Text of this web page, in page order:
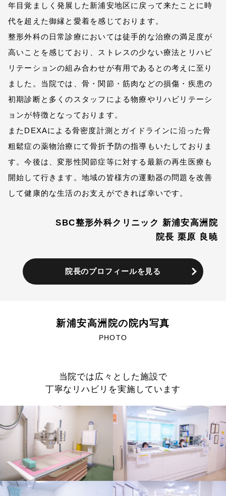
年目覚ましく発展した新浦安地区に戻って来たことに時
代を超えた御縁と愛着を感じております。
整形外科の日常診療においては徒手的な治療の満足度が
高いことを感じており、ストレスの少ない療法とリハビ
リテーションの組み合わせが有用であるとの考えに至り
ました。当院では、骨・関節・筋肉などの損傷・疾患の
初期診断と多くのスタッフによる物療やリハビリテーシ
ョンが特徴となっております。
またDEXAによる骨密度計測とガイドラインに沿った骨
粗鬆症の薬物治療にて骨折予防の指導もいたしておりま
す。今後は、変形性関節症等に対する最新の再生医療も
開始して行きます。地域の皆様方の運動器の問題を改善
して健康的な生活のお支えができれば幸いです。
SBC整形外科クリニック 新浦安高洲院
院長 栗原 良暁
院長のプロフィールを見る
新浦安高洲院の院内写真
PHOTO
当院では広々とした施設で
丁寧なリハビリを実施しています